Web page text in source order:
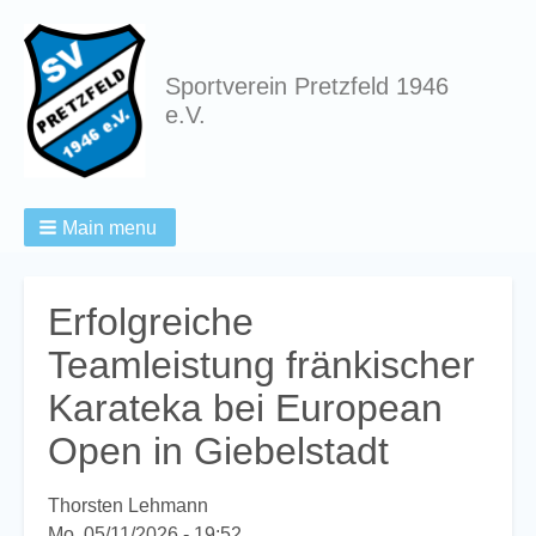
Sportverein Pretzfeld 1946
e.V.
Main menu
Erfolgreiche
Teamleistung fränkischer
Karateka bei European
Open in Giebelstadt
Thorsten Lehmann